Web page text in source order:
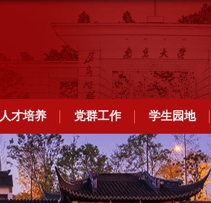
人才培养 党群工作 学生园地